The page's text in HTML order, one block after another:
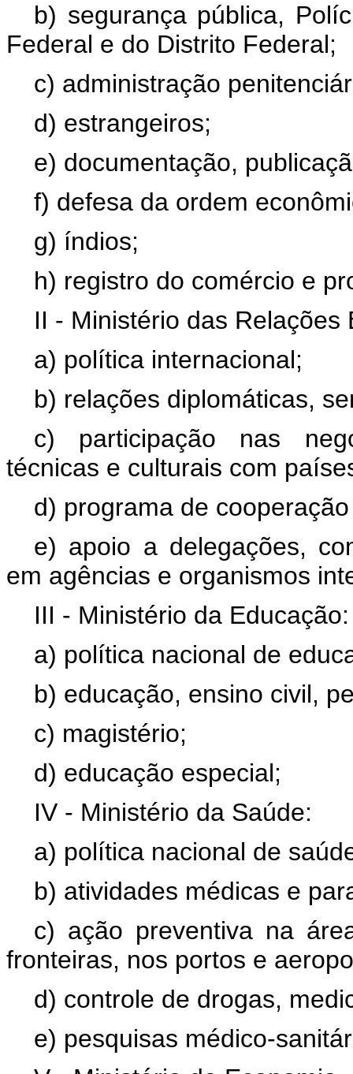
b) segurança pública,
Federal e do Distrito Federal;
c) administração
d) estrangeiros;
e) documentação,
f) defesa da ordem
g) índios;
h) registro do comércio e
II - Ministério das Relações
a) política internacional;
b) relações diplomáticas,
c) participação nas
técnicas e culturais com
d) programa de
e) apoio a delegações,
em agências e organismos
III - Ministério da Educação:
a) política nacional de
b) educação, ensino civil,
c) magistério;
d) educação especial;
IV - Ministério da Saúde:
a) política nacional de
b) atividades médicas e
c) ação preventiva na
fronteiras, nos portos e
d) controle de drogas,
e) pesquisas médico-